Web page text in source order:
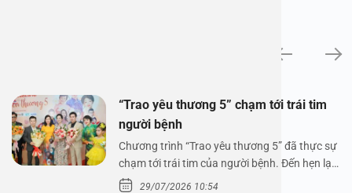
“Trao yêu thương 5” chạm tới trái tim
người bệnh
Chương trình “Trao yêu thương 5” đã thực sự
chạm tới trái tim của người bệnh. Đến hẹn lại
lên,…29/07/2026 10:54